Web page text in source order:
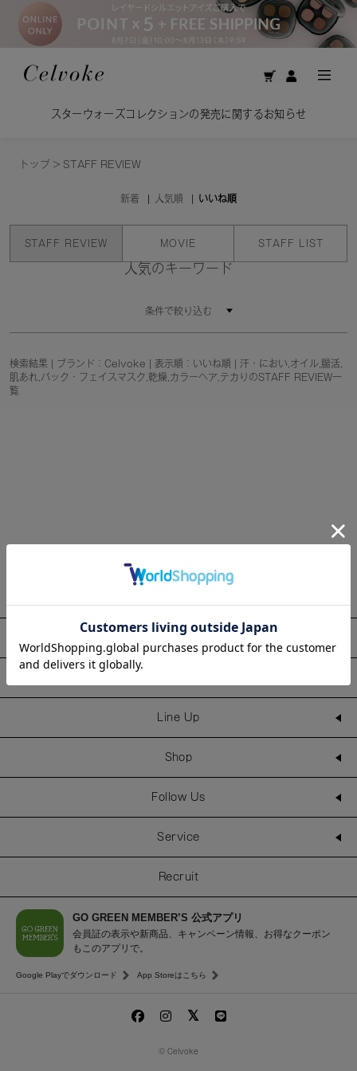
スターウォーズコレクションの発売に関するお知らせ
トップ > STAFF REVIEW
新着 人気順 いいね順
STAFF REVIEW MOVIE STAFF LIST
人気のキーワード
条件で絞り込む
検索結果 | ブランド：Celvoke | 表示順：いいね順 | 汗・におい,オイル,腸活,
肌あれ,パック・フェイスマスク,乾燥,カラーヘア,テカりのSTAFF REVIEW一
覧
About
Line Up
Shop
Follow Us
Service
Recruit
GO GREEN MEMBER’S 公式アプリ
会員証の表示や新商品、キャンペーン情報、お得なクーポン
もこのアプリで。
Google Playでダウンロード App Storeはこちら
© Celvoke